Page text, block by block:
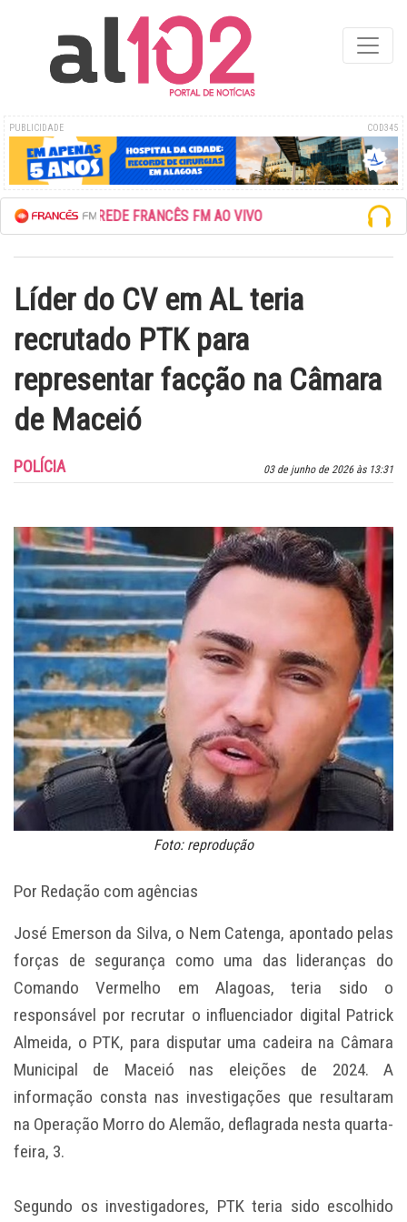
PUBLICIDADE COD345
ESCUTE A REDE FRANCÊS FM AO VIVO
Líder do CV em AL teria
recrutado PTK para
representar facção na Câmara
de Maceió
03 de junho de 2026 às 13:31
POLÍCIA
Foto: reprodução
Por Redação com agências
José Emerson da Silva, o Nem Catenga, apontado pelas
forças de segurança como uma das lideranças do
Comando Vermelho em Alagoas, teria sido o
responsável por recrutar o influenciador digital Patrick
Almeida, o PTK, para disputar uma cadeira na Câmara
Municipal de Maceió nas eleições de 2024. A
informação consta nas investigações que resultaram
na Operação Morro do Alemão, deflagrada nesta quarta-
feira, 3.
Segundo os investigadores, PTK teria sido escolhido